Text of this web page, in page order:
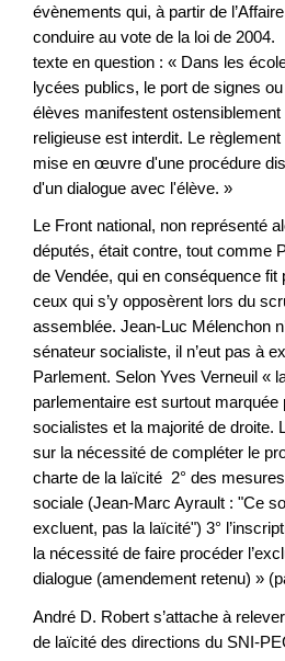
évènements qui, à partir de
conduire au vote de la loi de
texte en question : « Dans les
lycées publics, le port de signes
élèves manifestent
religieuse est interdit. Le
mise en œuvre d'une procédure
d'un dialogue avec l'élève. »
Le Front national, non représenté
députés, était contre, tout comme
de Vendée, qui en conséquence fit
ceux qui s’y opposèrent lors du
assemblée. Jean-Luc Mélenchon
sénateur socialiste, il n’eut pas à
Parlement. Selon Yves Verneuil «
parlementaire est surtout marquée
socialistes et la majorité de droite.
sur la nécessité de compléter le
charte de la laïcité 2° des
sociale (Jean-Marc Ayrault : "Ce
excluent, pas la laïcité") 3°
la nécessité de faire procéder
dialogue (amendement retenu) »
André D. Robert s’attache à
de laïcité des directions du SNI-